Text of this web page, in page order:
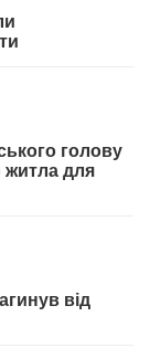
голову
житла для
від